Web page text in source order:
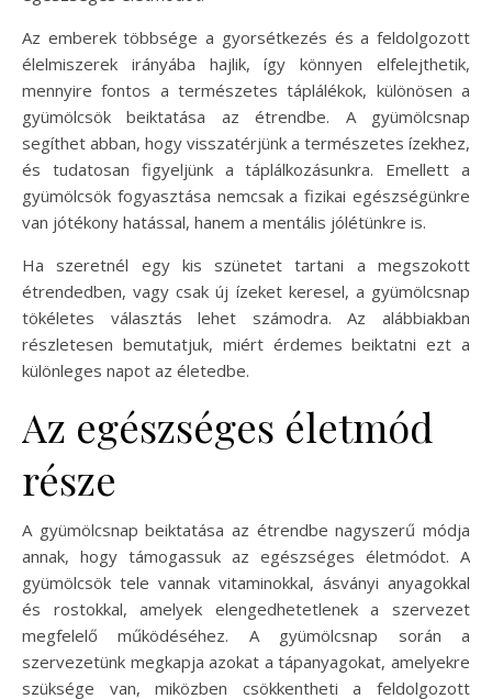
Az emberek többsége a gyorsétkezés és a feldolgozott
élelmiszerek irányába hajlik, így könnyen elfelejthetik,
mennyire fontos a természetes táplálékok, különösen a
gyümölcsök beiktatása az étrendbe. A gyümölcsnap
segíthet abban, hogy visszatérjünk a természetes ízekhez,
és tudatosan figyeljünk a táplálkozásunkra. Emellett a
gyümölcsök fogyasztása nemcsak a fizikai egészségünkre
van jótékony hatással, hanem a mentális jólétünkre is.
Ha szeretnél egy kis szünetet tartani a megszokott
étrendedben, vagy csak új ízeket keresel, a gyümölcsnap
tökéletes választás lehet számodra. Az alábbiakban
részletesen bemutatjuk, miért érdemes beiktatni ezt a
különleges napot az életedbe.
Az egészséges életmód
része
A gyümölcsnap beiktatása az étrendbe nagyszerű módja
annak, hogy támogassuk az egészséges életmódot. A
gyümölcsök tele vannak vitaminokkal, ásványi anyagokkal
és rostokkal, amelyek elengedhetetlenek a szervezet
megfelelő működéséhez. A gyümölcsnap során a
szervezetünk megkapja azokat a tápanyagokat, amelyekre
szüksége van, miközben csökkentheti a feldolgozott